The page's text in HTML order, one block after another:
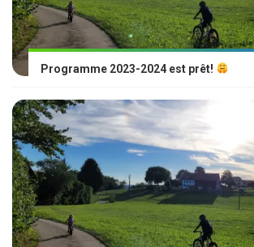
Programme 2023-2024 est prêt!